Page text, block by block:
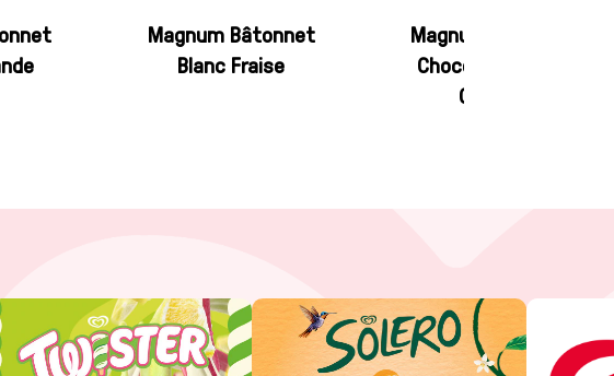
Magnum Bâtonnet
Blanc Fraise
Magnum Bâtonnet
Chocolat Blanc &
Cookies